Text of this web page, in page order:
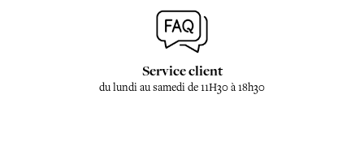
Service client
du lundi au samedi de 11H30 à 18h30